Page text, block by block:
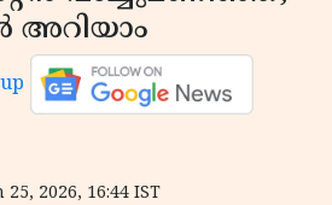
അറിയാം
25, 2026, 16:44 IST